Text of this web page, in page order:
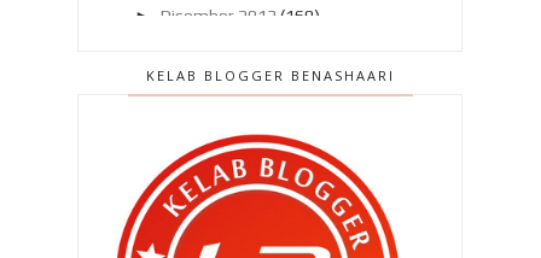
► Disember 2013 (169)
▼ Oktober 2013 (160)
Ibu balik ! Ibu balik !!
Jual dadah melalui makanan ???
KELAB BLOGGER BENASHAARI